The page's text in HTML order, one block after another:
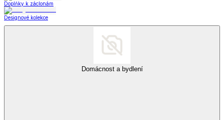
Doplňky k záclonám
Designové kolekce
Domácnost a bydlení